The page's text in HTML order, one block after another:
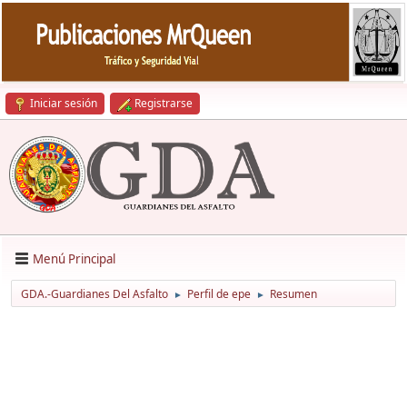
Iniciar sesión Registrarse
Menú Principal
GDA.-Guardianes Del Asfalto ► Perfil de epe ► Resumen